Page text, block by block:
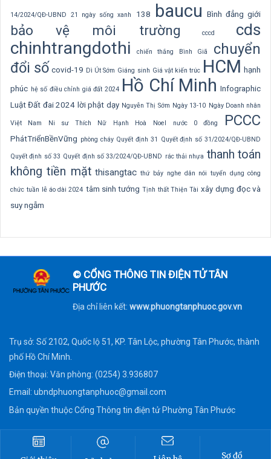
14/2024/QĐ-UBND 21 ngày sống xanh 138 baucu Bình đẳng giới
bảo vệ môi trường cccd cds
chinhtrangdothi chiến thắng Bình Giã
chuyển
đổi số covid-19 Dì Út Sớm Giáng sinh Giá vật kiến trúc HCM hạnh
phúc hệ số điều chỉnh giá đất 2024 Hồ Chí Minh Infographic
Luật Đất đai 2024 lời phật dạy Nguyễn Thị Sớm Ngày 13-10 Ngày Doanh nhân
Việt Nam Ni sư Thích Nữ Hạnh Hoà Noel nước 0 đồng PCCC
PhátTriểnBềnVững phòng cháy Quyết định 31 Quyết định số 31/2024/QĐ-UBND
Quyết định số 33 Quyết định số 33/2024/QĐ-UBND rác thải nhựa thanh toán
không tiền mặt thisangtac thứ bảy nghe dân nói tuyển dụng công
chức tuần lễ áo dài 2024 tâm sinh tướng Tịnh thất Thiện Tài xây dựng đọc và
suy ngẫm
© CỔNG THÔNG TIN ĐIỆN TỬ TÂN
PHƯỚC
Địa chỉ liên kết: www.phuongtanphuoc.gov.vn
Trụ sở: Số 2102, Quốc lộ 51, KP. Tân Lộc, phường Tân Phước, thành
phố Hồ Chí Minh.
Điện thoại: Văn phòng: (0254) 3.936807
Email: ubndphuongtanphuoc@gmail.com
Bản quyền thuộc Cổng Thông tin điện tử Phường Tân Phước
Sơ đồ